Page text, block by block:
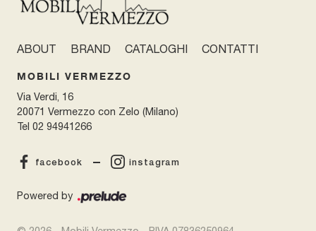
ABOUT BRAND CATALOGHI CONTATTI
MOBILI VERMEZZO
Via Verdi, 16
20071 Vermezzo con Zelo (Milano)
Tel 02 94941266
facebook instagram
Powered by